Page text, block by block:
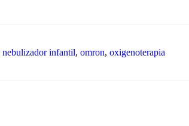
nebulizador infantil, omron, oxigenoterapia